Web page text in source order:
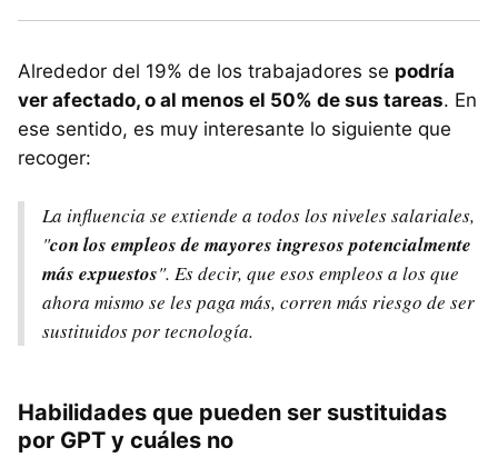
Alrededor del 19% de los trabajadores se podría
ver afectado, o al menos el 50% de sus tareas. En
ese sentido, es muy interesante lo siguiente que
recoger:
La influencia se extiende a todos los niveles salariales,
"con los empleos de mayores ingresos potencialmente
más expuestos". Es decir, que esos empleos a los que
ahora mismo se les paga más, corren más riesgo de ser
sustituidos por tecnología.
Habilidades que pueden ser sustituidas
por GPT y cuáles no